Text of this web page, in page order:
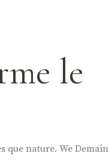
le
que nature. We Demain